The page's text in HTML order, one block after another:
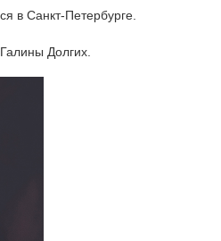
в Санкт-Петербурге.
Долгих.